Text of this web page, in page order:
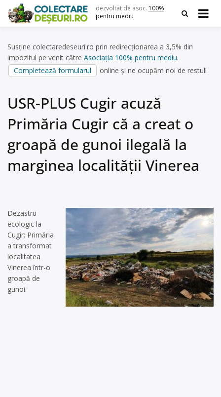
content
dezvoltat de asoc. 100%
pentru mediu
Susține colectaredeseuri.ro prin redirecționarea a 3,5% din
impozitul pe venit către Asociația 100% pentru mediu.
Completează formularul
online și ne ocupăm noi de restul!
USR-PLUS Cugir acuză
Primăria Cugir că a creat o
groapă de gunoi ilegală la
marginea localității Vinerea
Dezastru
ecologic la
Cugir: Primăria
a transformat
localitatea
Vinerea într-o
groapă de
gunoi.